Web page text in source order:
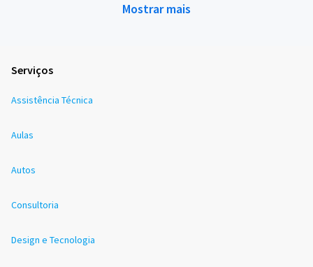
Mostrar mais
Serviços
Assistência Técnica
Aulas
Autos
Consultoria
Design e Tecnologia